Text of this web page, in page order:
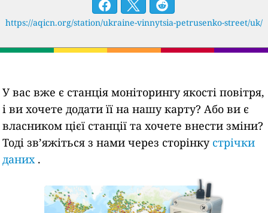
https://aqicn.org/station/ukraine-vinnytsia-petrusenko-street/uk/
У вас вже є станція моніторингу якості повітря,
і ви хочете додати її на нашу карту? Або ви є
власником цієї станції та хочете внести зміни?
Тоді зв’яжіться з нами через сторінку стрічки
даних .